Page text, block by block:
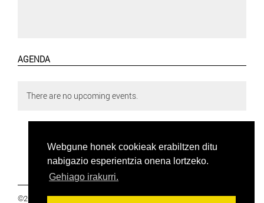
Webgune honek cookieak erabiltzen ditu
nabigazio esperientzia onena lortzeko.
Gehiago irakurri.
AGENDA
There are no upcoming events.
©2019 Euskal Herriko Ikasleen Gurasoen